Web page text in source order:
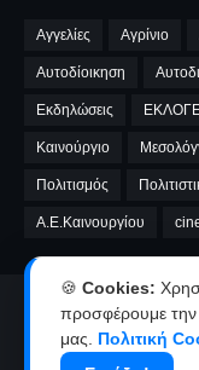
Αγγελίες Αγρίνιο
Αυτοδίοικηση
Εκδηλώσεις
Καινούργιο
Πολιτισμός
A.E.Καινουργίου
Αρχική
🍪 Cookies:
προσφέρουμε την
μας. Πολιτική